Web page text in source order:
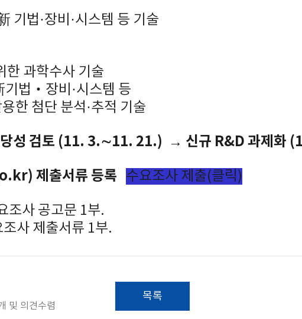
기법·장비·시스템 등 기술
한 과학수사 기술
기법‧장비·시스템 등
한 첨단 분석·추적 기술
성 검토 (11. 3.∼11. 21.) → 신규 R&D 과제화
제출서류 등록 수요조사 제출(클릭)
조사 공고문 1부.
사 제출서류 1부.
및 의견수렴
목록